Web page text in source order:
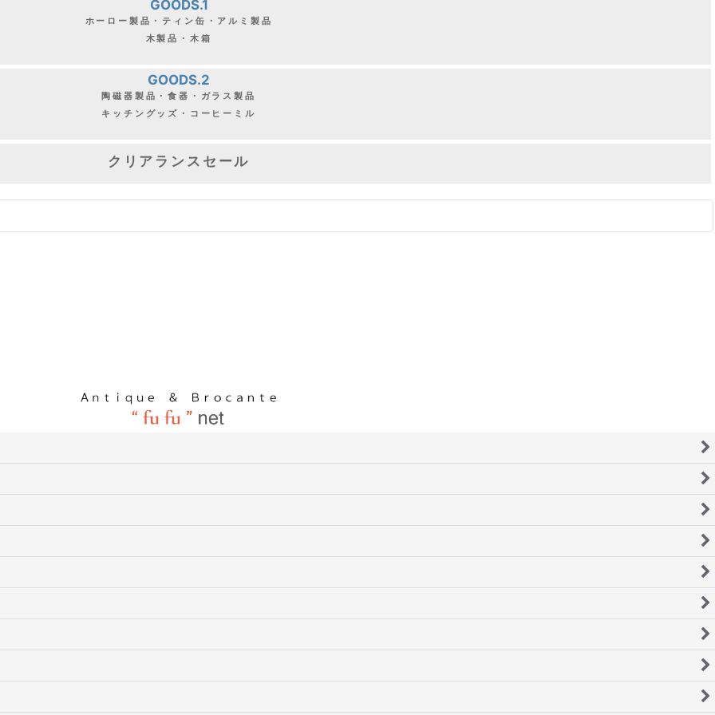
GOODS.1
ホーロー製品・ティン缶・アルミ製品
木製品・木箱
GOODS.2
陶磁器製品・食器・ガラス製品
キッチングッズ・コーヒーミル
クリアランスセール